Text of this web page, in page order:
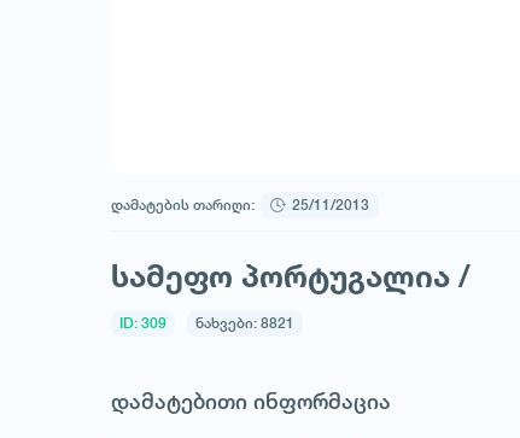
დამატების თარიღი: 25/11/2013
სამეფო პორტუგალია /
ID: 309 ნახვები: 8821
დამატებითი ინფორმაცია